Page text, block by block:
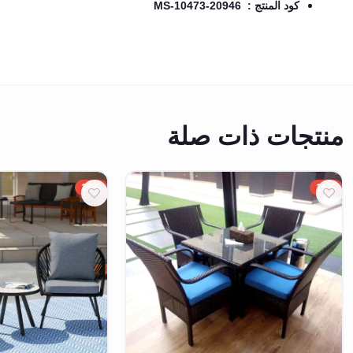
كود المنتج : MS-10473-20946
منتجات ذات صلة
15%
15%